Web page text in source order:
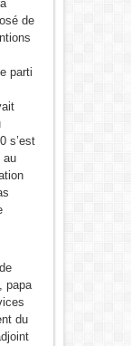
de
parti
s’est
au
papa
du